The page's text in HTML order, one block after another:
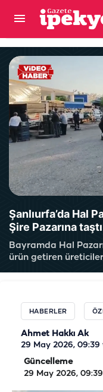
Şanlıurfa’da Hal
Şire Pazarına taştı
Bayramda Hal
ürün getiren
HABERLER
Ahmet Hakkı Ak
29 May 2026, 09:39
Güncelleme
29 May 2026, 09:39
Şanlıurfa'nın yeni